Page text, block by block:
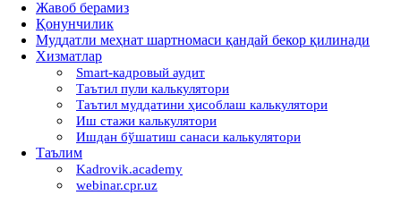
Жавоб берамиз
Қонунчилик
Муддатли меҳнат шартномаси қандай бекор қилинади
Хизматлар
Smart-кадровый аудит
Таътил пули калькулятори
Таътил муддатини ҳисоблаш калькулятори
Иш стажи калькулятори
Ишдан бўшатиш санаси калькулятори
Таълим
Kadrovik.academy
webinar.cpr.uz